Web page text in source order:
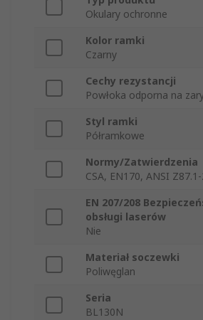
Okulary ochronne
Kolor ramki
Czarny
Cechy rezystancji
Powłoka odporna na
Styl ramki
Półramkowe
Normy/Zatwierdzenia
CSA, EN170, ANSI
EN 207/208
obsługi laserów
Nie
Materiał soczewki
Poliwęglan
Seria
BL130N